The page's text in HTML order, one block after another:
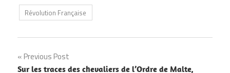
Révolution Française
Navigation
Previous Post
Sur les traces des chevaliers de l’Ordre de Malte,